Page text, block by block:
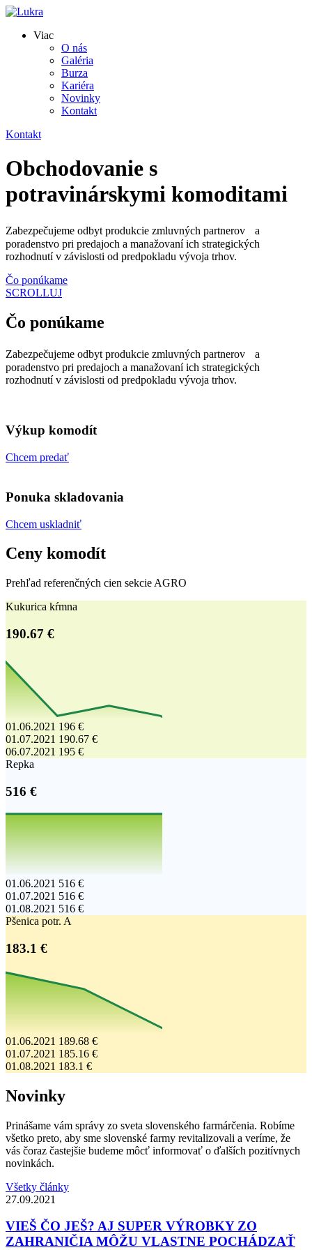
Viac
O nás
Galéria
Burza
Kariéra
Novinky
Kontakt
Kontakt
Obchodovanie s
potravinárskymi komoditami
Zabezpečujeme odbyt produkcie zmluvných partnerov a
poradenstvo pri predajoch a manažovaní ich strategických
rozhodnutí v závislosti od predpokladu vývoja trhov.
Čo ponúkame
SCROLLUJ
Čo ponúkame
Zabezpečujeme odbyt produkcie zmluvných partnerov a
poradenstvo pri predajoch a manažovaní ich strategických
rozhodnutí v závislosti od predpokladu vývoja trhov.
Výkup komodít
Chcem predať
Ponuka skladovania
Chcem uskladniť
Ceny komodít
Prehľad referenčných cien sekcie AGRO
Kukurica kŕmna
190.67 €
01.06.2021 196 €
01.07.2021 190.67 €
06.07.2021 195 €
Repka
516 €
01.06.2021 516 €
01.07.2021 516 €
01.08.2021 516 €
Pšenica potr. A
183.1 €
01.06.2021 189.68 €
01.07.2021 185.16 €
01.08.2021 183.1 €
Novinky
Prinášame vám správy zo sveta slovenského farmárčenia. Robíme
všetko preto, aby sme slovenské farmy revitalizovali a veríme, že
vás čoraz častejšie budeme môcť informovať o ďalších pozitívnych
novinkách.
Všetky články
27.09.2021
VIEŠ ČO JEŠ? AJ SUPER VÝROBKY ZO
ZAHRANIČIA MÔŽU VLASTNE POCHÁDZAŤ